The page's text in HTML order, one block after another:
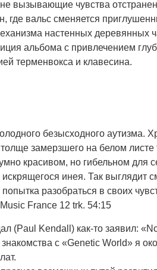
вызывающие чувства
где вальс сменяется
настенных деревянных
альбома с привлечением
терменвокса и клавесина.
безысходного аутизма.
замерзшего на белом
красивом, но гибельном для
инея. Так выглядит
разобраться в своих
France 12 trk. 54:15
(Paul Kendall) как-то заявил:
с «Genetic World» я